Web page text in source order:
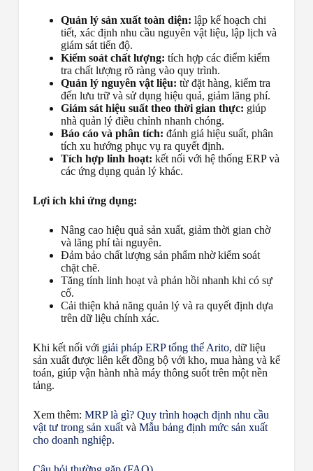
Quản lý sản xuất toàn diện: lập kế hoạch chi
tiết, xác định nhu cầu nguyên vật liệu, lập lịch và
giám sát tiến độ.
Kiểm soát chất lượng: tích hợp các điểm kiểm
tra chất lượng rõ ràng vào quy trình.
Quản lý nguyên vật liệu: từ đặt hàng, kiểm tra
đến lưu trữ và sử dụng hiệu quả, giảm lãng phí.
Giám sát hiệu suất theo thời gian thực: giúp
nhà quản lý điều chỉnh nhanh chóng.
Báo cáo và phân tích: đánh giá hiệu suất, phân
tích xu hướng phục vụ ra quyết định.
Tích hợp linh hoạt: kết nối với hệ thống ERP và
các ứng dụng quản lý khác.
Lợi ích khi ứng dụng:
Nâng cao hiệu quả sản xuất, giảm thời gian chờ
và lãng phí tài nguyên.
Đảm bảo chất lượng sản phẩm nhờ kiểm soát
chặt chẽ.
Tăng tính linh hoạt và phản hồi nhanh khi có sự
cố.
Cải thiện khả năng quản lý và ra quyết định dựa
trên dữ liệu chính xác.
Khi kết nối với giải pháp ERP tổng thể Arito, dữ liệu
sản xuất được liên kết đồng bộ với kho, mua hàng và kế
toán, giúp vận hành nhà máy thông suốt trên một nền
tảng.
Xem thêm: MRP là gì? Quy trình hoạch định nhu cầu
vật tư trong sản xuấtvà Mẫu bảng định mức sản xuất
cho doanh nghiệp.